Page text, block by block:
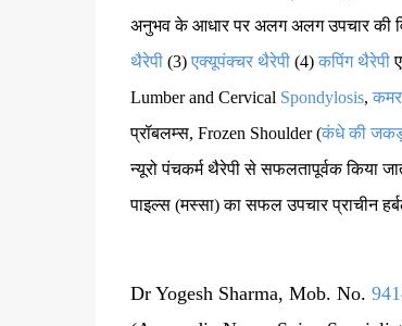
अनुभव के आधार पर अलग अलग उपचार की
थैरेपी(3) एक्यूपंक्चर थैरेपी(4) कपिंग थैरेपी
Lumber and Cervical Spondylosis, कमर
प्रॉबलम्स, Frozen Shoulder (कंधे की
न्यूरो पंचकर्म थैरेपी से सफलतापूर्वक किया
पाइल्स (मस्सा) का सफल उपचार प्राचीन
Dr Yogesh Sharma, Mob. No.